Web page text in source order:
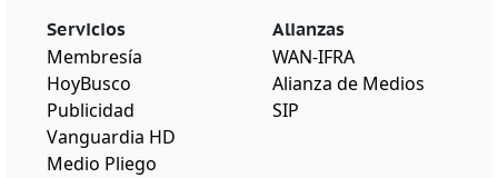
Servicios
Membresía
HoyBusco
Publicidad
Vanguardia HD
Medio Pliego
Alianzas
WAN-IFRA
Alianza de Medios
SIP